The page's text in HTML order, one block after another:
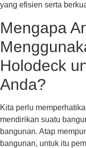
yang efisien serta
Mengapa
Holodeck
Anda?
Kita perlu
mendirikan suatu
bangunan. Atap
bangunan, untuk itu